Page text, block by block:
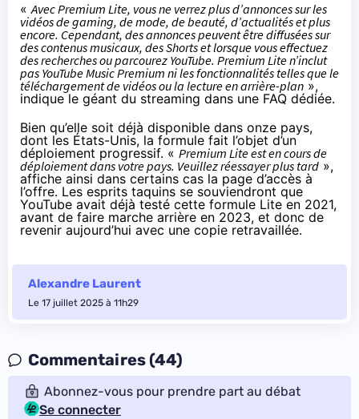
«Avec Premium Lite, vous ne verrez plus d’annonces sur les
vidéos de gaming, de mode, de beauté, d’actualités et plus
encore. Cependant, des annonces peuvent être diffusées sur
des contenus musicaux, des Shorts et lorsque vous effectuez
des recherches ou parcourez YouTube. Premium Lite n’inclut
pas YouTube Music Premium ni les fonctionnalités telles que le
téléchargement de vidéos ou la lecture en arrière-plan »,
indique le géant du streaming dans une FAQ dédiée.
Bien qu’elle soit déjà disponible dans onze pays,
dont les États-Unis, la formule fait l’objet d’un
déploiement progressif. « Premium Lite est en cours de
déploiement dans votre pays. Veuillez réessayer plus tard »,
affiche ainsi dans certains cas la page d’accès à
l’offre. Les esprits taquins se souviendront que
YouTube avait déjà testé cette formule Lite en 2021,
avant de faire marche arrière en 2023, et donc de
revenir aujourd’hui avec une copie retravaillée.
Alexandre Laurent
Le 17 juillet 2025 à 11h29
Commentaires (44)
Abonnez-vous pour prendre part au débat
Se connecter